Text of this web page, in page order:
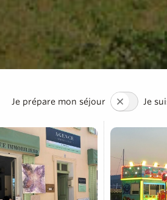
Je prépare mon séjour Je